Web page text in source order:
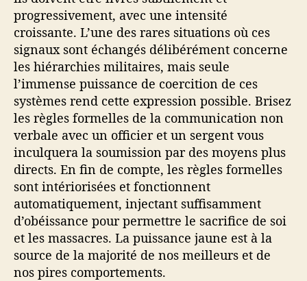
progressivement, avec une intensité
croissante. L’une des rares situations où ces
signaux sont échangés délibérément concerne
les hiérarchies militaires, mais seule
l’immense puissance de coercition de ces
systèmes rend cette expression possible. Brisez
les règles formelles de la communication non
verbale avec un officier et un sergent vous
inculquera la soumission par des moyens plus
directs. En fin de compte, les règles formelles
sont intériorisées et fonctionnent
automatiquement, injectant suffisamment
d’obéissance pour permettre le sacrifice de soi
et les massacres. La puissance jaune est à la
source de la majorité de nos meilleurs et de
nos pires comportements.